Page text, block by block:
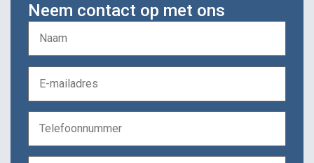
Neem contact op met ons